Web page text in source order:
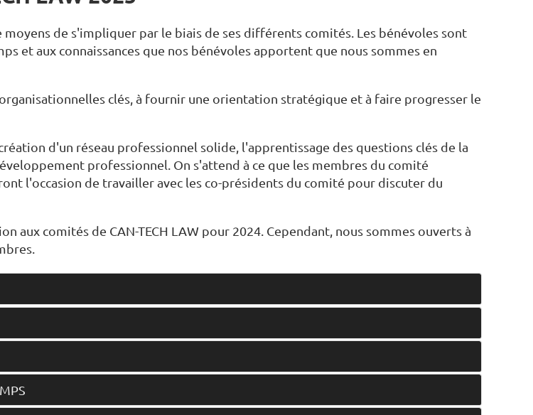
moyens de s'impliquer par le biais de ses différents comités. Les bénévoles sont
et aux connaissances que nos bénévoles apportent que nous sommes en
clés, à fournir une orientation stratégique et à faire progresser le
d'un réseau professionnel solide, l'apprentissage des questions clés de la
professionnel. On s'attend à ce que les membres du comité
l'occasion de travailler avec les co-présidents du comité pour discuter du
aux comités de CAN-TECH LAW pour 2024. Cependant, nous sommes ouverts à